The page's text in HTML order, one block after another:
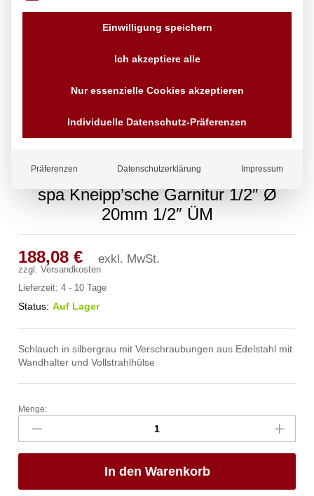
spa Kneipp’sche Garnitur 1/2″ Ø
20mm 1/2″ ÜM
188,08€ exkl. MwSt.
zzgl.Versandkosten
Lieferzeit:4 - 10 Tage
Status: Auf Lager
Schlauch in silbergrau mit Verschraubungen aus Edelstahl mit
Wandhalter und Vollstrahlhülse
spa
Kneipp'sche
Garnitur
1/2"
20mm
Menge:
In den Warenkorb
Einwilligung speichern
Ich akzeptiere alle
Nur essenzielle Cookies akzeptieren
Individuelle Datenschutz-Präferenzen
Präferenzen Datenschutzerklärung Impressum